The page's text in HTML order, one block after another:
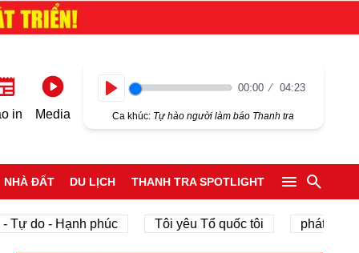
in Media
00:00 04:23
Ca khúc: Tự hào người làm báo Thanh tra
NHÀ ĐẤT DU LỊCH THANH TRA SPOTLIGHT
- Hạnh phúc Tôi yêu Tổ quốc tôi phát triển kinh